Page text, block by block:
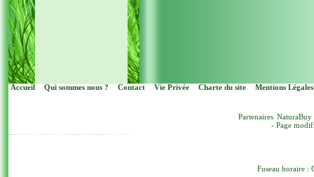
Accueil Qui sommes nous ? Contact Vie Privée Charte du site Mentions Légales
Partenaires NaturaBuy
- Page
Fuseau horaire :